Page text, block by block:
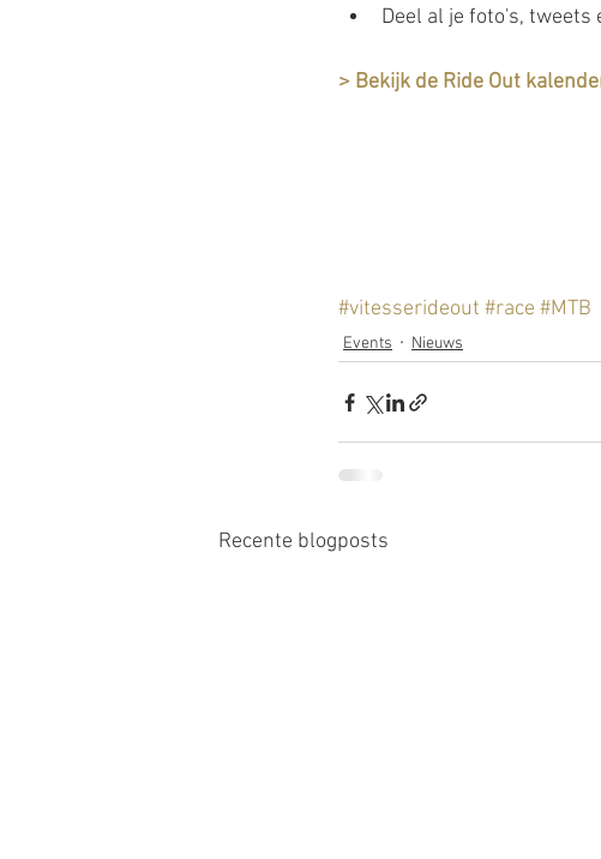
Deel al je foto's,
> Bekijk de Ride Out
#vitesserideout #race #MTB
Events Nieuws
Recente blogposts